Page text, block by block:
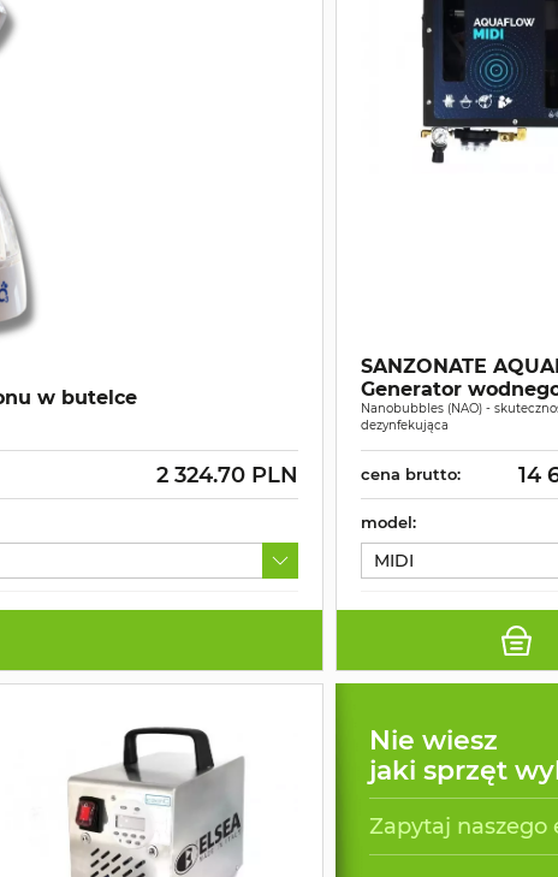
w butelce
2 324.70 PLN
SANZONATE
Generator
Nanobubbles (NAO) -
dezynfekująca
cena brutto: 14
model:
MIDI
Nie wiesz
jaki sprzęt
Zapytaj naszego